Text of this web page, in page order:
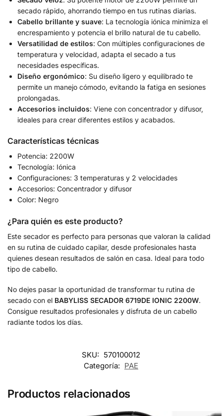
secado rápido, ahorrando tiempo en tus rutinas diarias.
Cabello brillante y suave: La tecnología iónica minimiza el
encrespamiento y potencia el brillo natural de tu cabello.
Versatilidad de estilos: Con múltiples configuraciones de
temperatura y velocidad, adapta el secado a tus
necesidades específicas.
Diseño ergonómico: Su diseño ligero y equilibrado te
permite un manejo cómodo, evitando la fatiga en sesiones
prolongadas.
Accesorios incluidos: Viene con concentrador y difusor,
ideales para crear diferentes estilos y acabados.
Características técnicas
Potencia: 2200W
Tecnología: Iónica
Configuraciones: 3 temperaturas y 2 velocidades
Accesorios: Concentrador y difusor
Color: Negro
¿Para quién es este producto?
Este secador es perfecto para personas que valoran la calidad
en su rutina de cuidado capilar, desde profesionales hasta
quienes desean resultados de salón en casa. Ideal para todo
tipo de cabello.
No dejes pasar la oportunidad de transformar tu rutina de
secado con el BABYLISS SECADOR 6719DE IONIC 2200W.
Consigue resultados profesionales y disfruta de un cabello
radiante todos los días.
SKU: 570100012
Categoría: PAE
Productos relacionados